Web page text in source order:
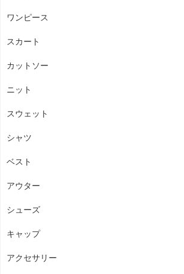
ワンピース
スカート
カットソー
ニット
スウェット
シャツ
ベスト
アウター
シューズ
キャップ
アクセサリー